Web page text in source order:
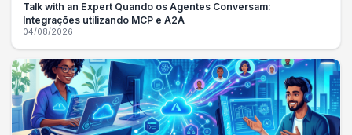
Talk with an Expert Quando os Agentes Conversam:
Integrações utilizando MCP e A2A
04/08/2026